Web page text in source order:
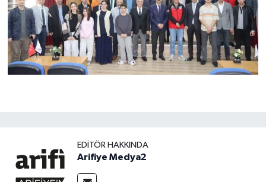
EDITÖR HAKKINDA
Arifiye Medya2